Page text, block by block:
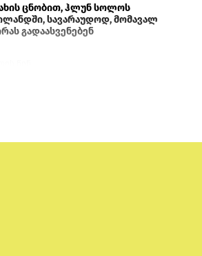
ცნობით, ჰლუნ სოლოს
სავარაუდოდ, მომავალ
გადაასვენებენ